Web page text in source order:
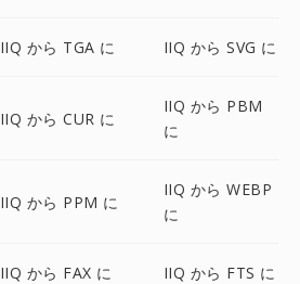
IIQ から TGA に IIQ から SVG に
IIQ から CUR に
IIQ から PBM
に
IIQ から PPM に
IIQ から WEBP
に
IIQ から FAX に IIQ から FTS に